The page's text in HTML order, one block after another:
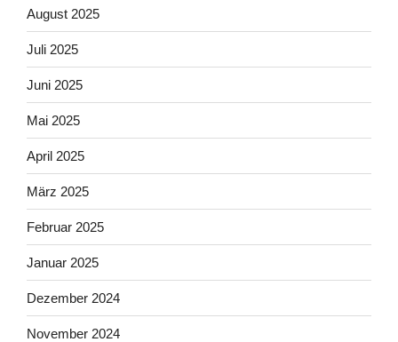
August 2025
Juli 2025
Juni 2025
Mai 2025
April 2025
März 2025
Februar 2025
Januar 2025
Dezember 2024
November 2024